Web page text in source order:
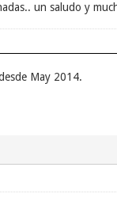
un saludo y
May 2014.